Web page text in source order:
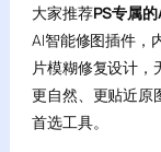
大家推荐PS专属
AI智能修图插件，
片模糊修复设计
更自然、更贴近原
首选工具。